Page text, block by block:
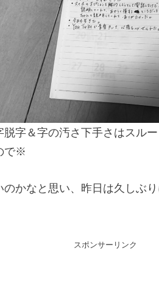
字＆字の汚さ下手さはスル
で※
かなと思い、昨日は久しぶ
スポンサーリンク